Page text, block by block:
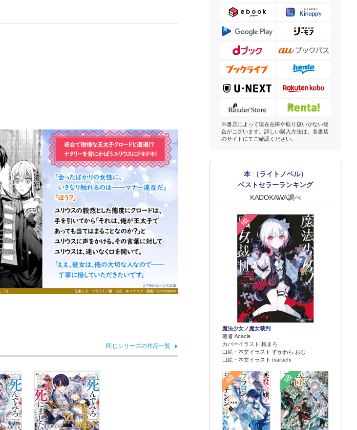
同じシリーズの作品一覧
※書店によって現在在庫や取り扱いがない場
合がございます。詳しい購入方法は、各書店
のサイトにてご確認ください。
本 （ライトノベル）
ベストセラーランキング
KADOKAWA調べ
1位
魔法少女ノ魔女裁判
著者 Acacia
カバーイラスト 梅まろ
口絵・本文イラスト すがわら おむ
口絵・本文イラスト maruchi
2位 3位